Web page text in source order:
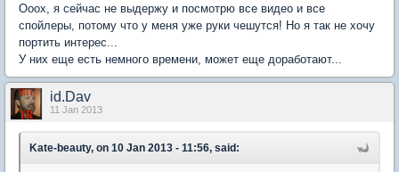
Ооох, я сейчас не выдержу и посмотрю все видео и все
спойлеры, потому что у меня уже руки чешутся! Но я так не хочу
портить интерес...
У них еще есть немного времени, может еще доработают...
id.Dav
11 Jan 2013
Kate-beauty, on 10 Jan 2013 - 11:56, said: